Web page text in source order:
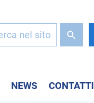
NEWS CONTATTI